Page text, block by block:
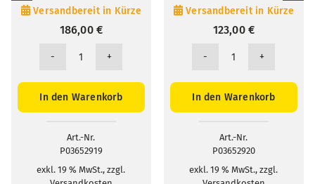
Versandbereit in Kürze
186,00€
SK14
Oberflächenmessfühler,
-50...+450°C
Menge
In den Warenkorb
Art.-Nr.
P03652919
exkl. 19 % MwSt., zzgl.
Versandbereit in Kürze
123,00€
SK15
gefedert,
-50°C...+900°C
Menge
In den Warenkorb
Art.-Nr.
P03652920
exkl. 19 % MwSt., zzgl.